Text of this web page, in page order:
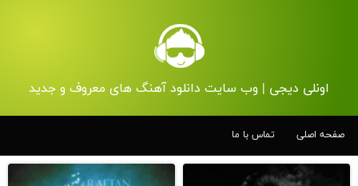
اونلی دیجی | وب سایت دانلود آهنگ های معروف و جدید
صفحه اصلی تماس با ما